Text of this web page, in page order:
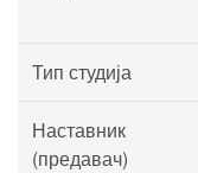
Тип студија
Наставник
(предавач)